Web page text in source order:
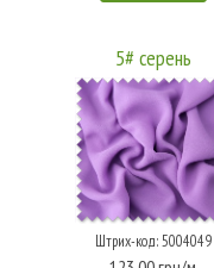
5# серень
Штрих-код: 5004049